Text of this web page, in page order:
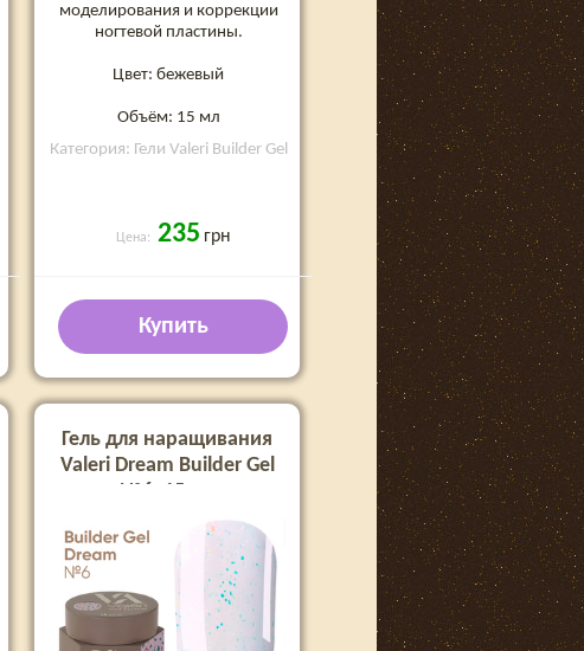
моделирования и коррекции
ногтевой пластины.
Цвет: бежевый
Объём: 15 мл
Категория: Гели Valeri Builder Gel
Цена: 235 грн
Купить
Гель для наращивания
Valeri Dream Builder Gel
№6, 15 мл